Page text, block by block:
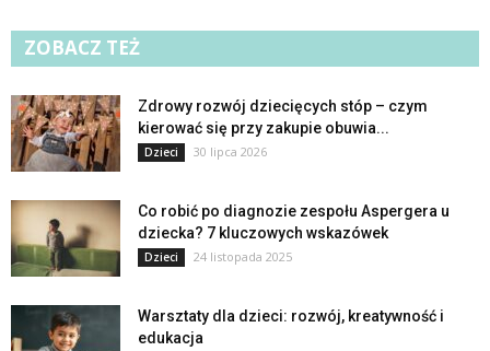
ZOBACZ TEŻ
Zdrowy rozwój dziecięcych stóp – czym
kierować się przy zakupie obuwia...
Dzieci 30 lipca 2026
Co robić po diagnozie zespołu Aspergera u
dziecka? 7 kluczowych wskazówek
Dzieci 24 listopada 2025
Warsztaty dla dzieci: rozwój, kreatywność i
edukacja